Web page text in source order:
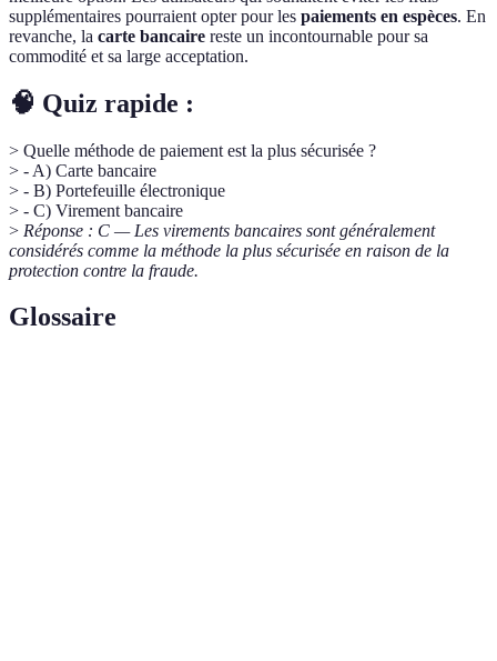
supplémentaires pourraient opter pour les paiements en espèces. En
revanche, la carte bancaire reste un incontournable pour sa
commodité et sa large acceptation.
🧠 Quiz rapide :
> Quelle méthode de paiement est la plus sécurisée ?
> - A) Carte bancaire
> - B) Portefeuille électronique
> - C) Virement bancaire
> Réponse : C — Les virements bancaires sont généralement
considérés comme la méthode la plus sécurisée en raison de la
protection contre la fraude.
Glossaire